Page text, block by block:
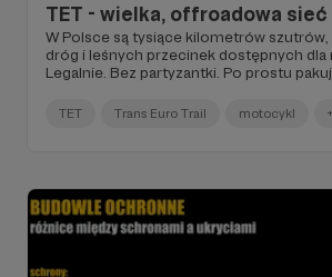
TET - wielka, offroadowa
W Polsce są tysiące kilometrów
dróg i leśnych przecinek dostępnych dla
Legalnie. Bez partyzantki. Po prostu
koniec świata.
TET Trans Euro Trail motocykl